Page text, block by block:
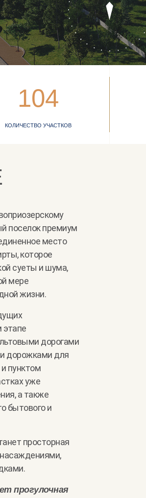
104
КОЛИЧЕСТВО УЧАСТКОВ
поселок премиум
место
которое
суеты и шума,
мере
жизни.
этапе
дорогами
дорожками для
пунктом
уже
а также
бытового и
просторная
прогулочная